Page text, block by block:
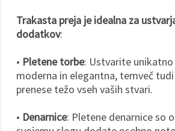
Trakasta preja je idealna za
dodatkov:
• Pletene torbe: Ustvarite
moderna in elegantna, temveč
prenese težo vseh vaših stvari.
• Denarnice: Pletene denarnice so